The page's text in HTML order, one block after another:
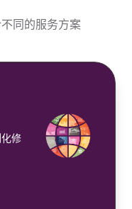
同的服务方案
修